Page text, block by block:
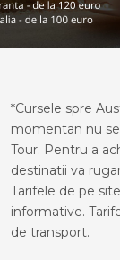
*Cursele spre
momentan nu
Tour. Pentru a
destinatii va
Tarifele de pe
informative.
de transport.